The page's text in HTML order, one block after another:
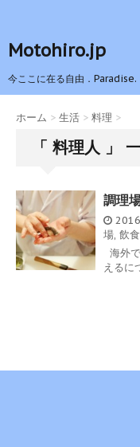
Motohiro.jp
今ここに在る自由．Paradise.
ホーム > 生活 > 料理 >
「 料理人 」
調理
場, 飲
海外
えるに